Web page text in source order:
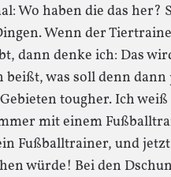
Wo haben die das her?
Wenn der
dann denke ich: Das
was soll denn
tougher. Ich
mit einem
Fußballtrainer, und
würde! Bei den